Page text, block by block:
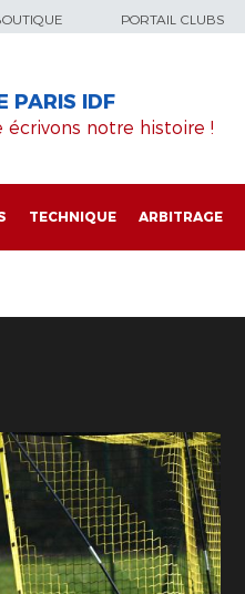
PORTAIL CLUBS
PARIS IDF
écrivons notre histoire !
TECHNIQUE ARBITRAGE